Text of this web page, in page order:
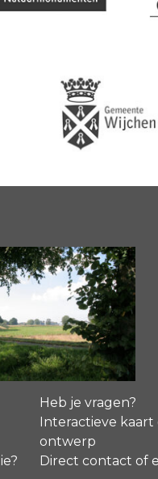
Heb je vragen?
Interactieve
ontwerp
Direct contact of